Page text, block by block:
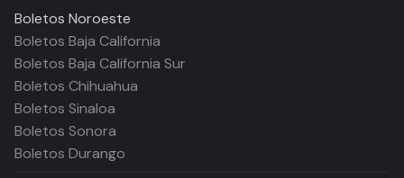
Boletos Noroeste
Boletos Baja California
Boletos Baja California Sur
Boletos Chihuahua
Boletos Sinaloa
Boletos Sonora
Boletos Durango